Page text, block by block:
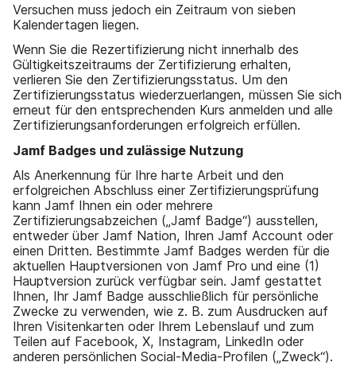
Versuchen muss jedoch ein Zeitraum von sieben
Kalendertagen liegen.
Wenn Sie die Rezertifizierung nicht innerhalb des
Gültigkeitszeitraums der Zertifizierung erhalten,
verlieren Sie den Zertifizierungsstatus. Um den
Zertifizierungsstatus wiederzuerlangen, müssen Sie sich
erneut für den entsprechenden Kurs anmelden und alle
Zertifizierungsanforderungen erfolgreich erfüllen.
Jamf Badges und zulässige Nutzung
Als Anerkennung für Ihre harte Arbeit und den
erfolgreichen Abschluss einer Zertifizierungsprüfung
kann Jamf Ihnen ein oder mehrere
Zertifizierungsabzeichen („Jamf Badge“) ausstellen,
entweder über Jamf Nation, Ihren Jamf Account oder
einen Dritten. Bestimmte Jamf Badges werden für die
aktuellen Hauptversionen von Jamf Pro und eine (1)
Hauptversion zurück verfügbar sein. Jamf gestattet
Ihnen, Ihr Jamf Badge ausschließlich für persönliche
Zwecke zu verwenden, wie z. B. zum Ausdrucken auf
Ihren Visitenkarten oder Ihrem Lebenslauf und zum
Teilen auf Facebook, X, Instagram, LinkedIn oder
anderen persönlichen Social-Media-Profilen („Zweck“).